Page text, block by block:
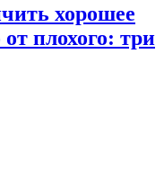
хорошее
плохого: три